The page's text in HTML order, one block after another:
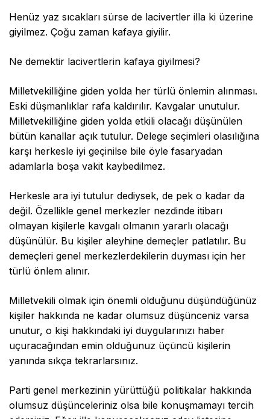
Henüz yaz sıcakları sürse de lacivertler illa ki üzerine
giyilmez. Çoğu zaman kafaya giyilir.
Ne demektir lacivertlerin kafaya giyilmesi?
Milletvekilliğine giden yolda her türlü önlemin alınması.
Eski düşmanlıklar rafa kaldırılır. Kavgalar unutulur.
Milletvekilliğine giden yolda etkili olacağı düşünülen
bütün kanallar açık tutulur. Delege seçimleri olasılığına
karşı herkesle iyi geçinilse bile öyle fasaryadan
adamlarla boşa vakit kaybedilmez.
Herkesle ara iyi tutulur dediysek, de pek o kadar da
değil. Özellikle genel merkezler nezdinde itibarı
olmayan kişilerle kavgalı olmanın yararlı olacağı
düşünülür. Bu kişiler aleyhine demeçler patlatılır. Bu
demeçleri genel merkezlerdekilerin duyması için her
türlü önlem alınır.
Milletvekili olmak için önemli olduğunu düşündüğünüz
kişiler hakkında ne kadar olumsuz düşünceniz varsa
unutur, o kişi hakkındaki iyi duygularınızı haber
uçuracağından emin olduğunuz üçüncü kişilerin
yanında sıkça tekrarlarsınız.
Parti genel merkezinin yürüttüğü politikalar hakkında
olumsuz düşünceleriniz olsa bile konuşmamayı tercih